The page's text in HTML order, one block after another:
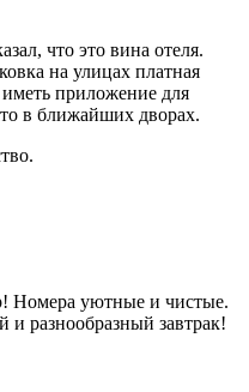
что это вина отеля.
на улицах платная
приложение для
в ближайших дворах.
Номера уютные и чистые.
разнообразный завтрак!